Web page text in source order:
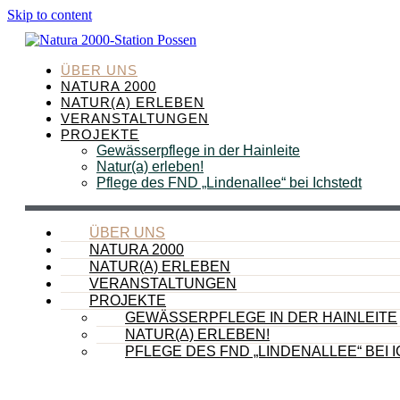
Skip to content
ÜBER UNS
NATURA 2000
NATUR(A) ERLEBEN
VERANSTALTUNGEN
PROJEKTE
Gewässerpflege in der Hainleite
Natur(a) erleben!
Pflege des FND „Lindenallee“ bei Ichstedt
ÜBER UNS
NATURA 2000
NATUR(A) ERLEBEN
VERANSTALTUNGEN
PROJEKTE
GEWÄSSERPFLEGE IN DER HAINLEITE
NATUR(A) ERLEBEN!
PFLEGE DES FND „LINDENALLEE“ BEI